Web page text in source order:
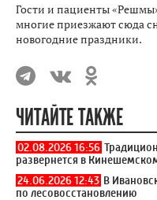
Гости и пациенты
многие приезжают сюда
новогодние праздники.
ЧИТАЙТЕ ТАКЖЕ
02.08.2026 16:56
развернется в
24.06.2026 12:43 В
по лесовосстановлению